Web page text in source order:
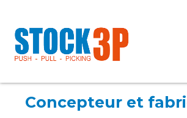
Concepteur et